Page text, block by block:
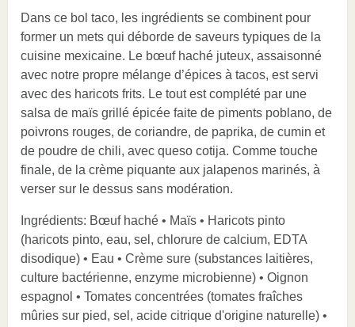
Dans ce bol taco, les ingrédients se combinent pour
former un mets qui déborde de saveurs typiques de la
cuisine mexicaine. Le bœuf haché juteux, assaisonné
avec notre propre mélange d’épices à tacos, est servi
avec des haricots frits. Le tout est complété par une
salsa de maïs grillé épicée faite de piments poblano, de
poivrons rouges, de coriandre, de paprika, de cumin et
de poudre de chili, avec queso cotija. Comme touche
finale, de la crème piquante aux jalapenos marinés, à
verser sur le dessus sans modération.
Ingrédients: Bœuf haché • Maïs • Haricots pinto
(haricots pinto, eau, sel, chlorure de calcium, EDTA
disodique) • Eau • Crème sure (substances laitières,
culture bactérienne, enzyme microbienne) • Oignon
espagnol • Tomates concentrées (tomates fraîches
mûries sur pied, sel, acide citrique d'origine naturelle) •